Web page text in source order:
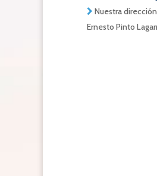
Nuestra
Ernesto Pinto